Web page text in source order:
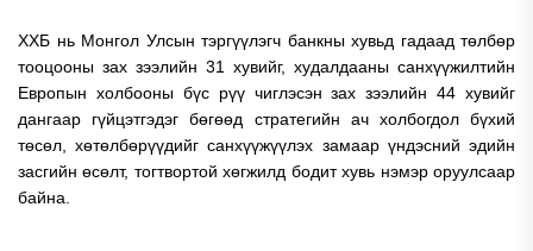
ХХБ нь Монгол Улсын тэргүүлэгч банкны хувьд гадаад төлбөр
тооцооны зах зээлийн 31 хувийг, худалдааны санхүүжилтийн
Европын холбооны бүс рүү чиглэсэн зах зээлийн 44 хувийг
дангаар гүйцэтгэдэг бөгөөд стратегийн ач холбогдол бүхий
төсөл, хөтөлбөрүүдийг санхүүжүүлэх замаар үндэсний эдийн
засгийн өсөлт, тогтвортой хөгжилд бодит хувь нэмэр оруулсаар
байна.